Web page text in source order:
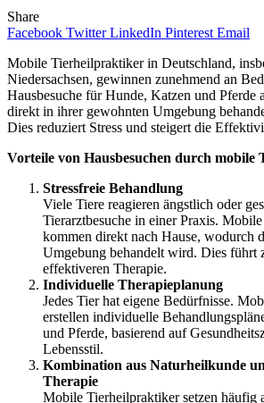
Share
Facebook Twitter LinkedIn Pinterest Email
Mobile Tierheilpraktiker in Deutschland,
Niedersachsen, gewinnen zunehmend an
Hausbesuche für Hunde, Katzen und Pferde
direkt in ihrer gewohnten Umgebung
Dies reduziert Stress und steigert die
Vorteile von Hausbesuchen durch
Stressfreie Behandlung
Viele Tiere reagieren ängstlich oder
Tierarztbesuche in einer Praxis.
kommen direkt nach Hause, wodurch
Umgebung behandelt wird. Dies führt
effektiveren Therapie.
Individuelle Therapieplanung
Jedes Tier hat eigene Bedürfnisse.
erstellen individuelle
und Pferde, basierend auf
Lebensstil.
Kombination aus Naturheilkunde
Therapie
Mobile Tierheilpraktiker setzen häufig